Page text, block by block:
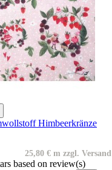
Himbeerkränze
25,80 € m zzgl. Versand
based on review(s)